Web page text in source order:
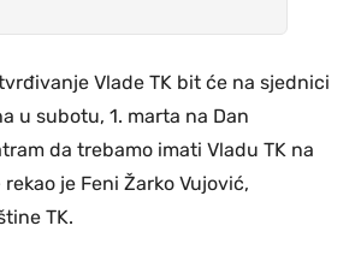
Vlade TK bit će na sjednici
u subotu, 1. marta na Dan
da trebamo imati Vladu TK na
je Feni Žarko Vujović,
TK.